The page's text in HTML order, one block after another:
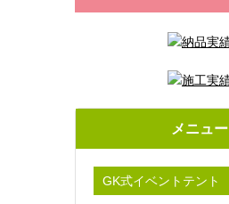
メニュー
GK式イベントテント